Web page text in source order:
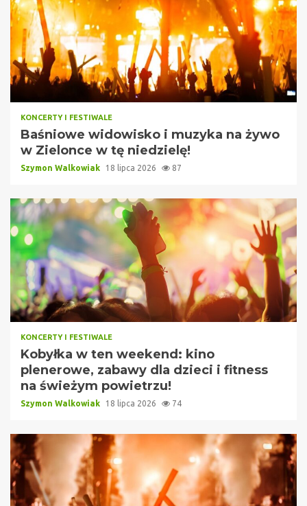
KONCERTY I FESTIWALE
Baśniowe widowisko i muzyka na żywo
w Zielonce w tę niedzielę!
Szymon Walkowiak 18 lipca 2026 87
KONCERTY I FESTIWALE
Kobyłka w ten weekend: kino
plenerowe, zabawy dla dzieci i fitness
na świeżym powietrzu!
Szymon Walkowiak 18 lipca 2026 74